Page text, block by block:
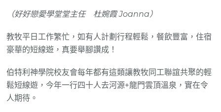
（好好戀愛學堂堂主任 杜婉霞 Joanna）
教牧平日工作繁忙，如有人計劃行程輕鬆，餐飲豐富，住宿
豪華的短線遊，真要舉腳讚成！
伯特利神學院校友會每年都有這類讓教牧同工聯誼共聚的輕
鬆短線遊，今年一行四十人去河源+龍門雲頂溫泉，實在令
人期待。